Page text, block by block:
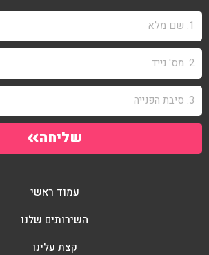
שליחה
עמוד ראשי
השירותים שלנו
קצת עלינו